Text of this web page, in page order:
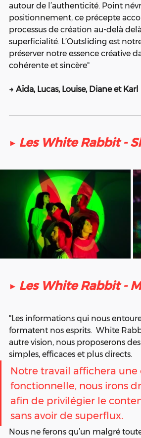
autour de l’authenticité. Point
positionnement, ce précepte
processus de création au-delà
superficialité. L’Outsliding est
préserver notre essence créative
cohérente et sincère"
→ Aïda, Lucas, Louise, Diane et Karl
▶ Les White Rabbit -
▶ Les White Rabbit -
"Les informations qui nous
formatent nos esprits.  White
autre vision, nous proposerons
simples, efficaces et plus directs.
Notre travail affichera
fonctionnelle, nous irons
afin de privilégier le
sans avoir de superflux.
Nous ne ferons qu’un malgré